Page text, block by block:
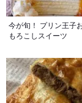
今が旬！ プリン王子
もろこしスイーツ